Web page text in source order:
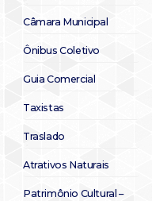
Câmara Municipal
Ônibus Coletivo
Guia Comercial
Taxistas
Traslado
Atrativos Naturais
Patrimônio Cultural –